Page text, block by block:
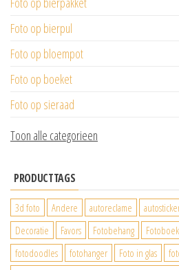
Foto op bierpul
Foto op bloempot
Foto op boeket
Foto op sieraad
Toon alle categorieen
PRODUCTTAGS
3d foto Andere autoreclame
Decoratie
Favors Fotobehang
fotodoodles
fotohanger Foto in glas